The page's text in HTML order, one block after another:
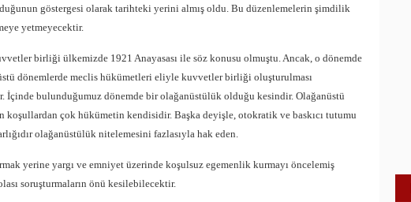
göstergesi olarak tarihteki yerini almış oldu. Bu düzenlemelerin şimdilik
yetmeyecektir.
birliği ülkemizde 1921 Anayasası ile söz konusu olmuştu. Ancak, o dönemde
dönemlerde meclis hükümetleri eliyle kuvvetler birliği oluşturulması
İçinde bulunduğumuz dönemde bir olağanüstülük olduğu kesindir. Olağanüstü
koşullardan çok hükümetin kendisidir. Başka deyişle, otokratik ve baskıcı tutumu
olağanüstülük nitelemesini fazlasıyla hak eden.
yerine yargı ve emniyet üzerinde koşulsuz egemenlik kurmayı öncelemiş
soruşturmaların önü kesilebilecektir.